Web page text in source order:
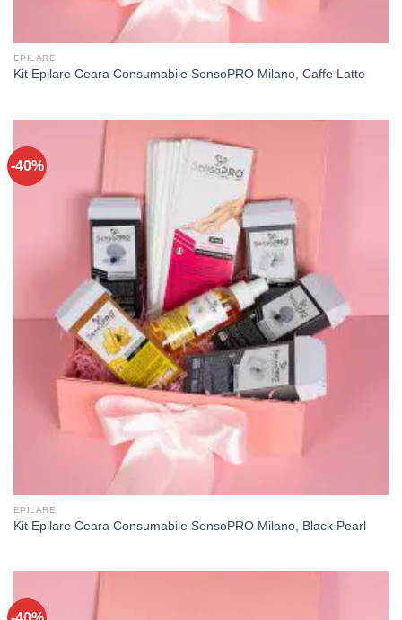
EPILARE
Kit Epilare Ceara Consumabile SensoPRO Milano, Caffe Latte
-40%
EPILARE
Kit Epilare Ceara Consumabile SensoPRO Milano, Black Pearl